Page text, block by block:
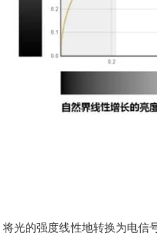
光的强度线性地转换为电信